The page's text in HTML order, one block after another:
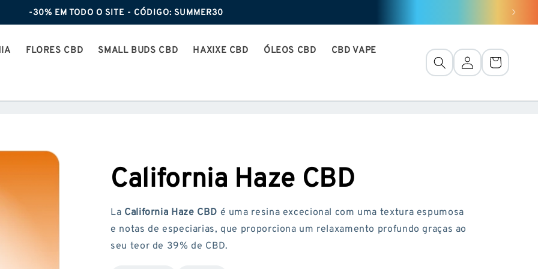
-30% EM TODO O SITE - CÓDIGO: SUMMER30
FLORES CBD SMALL BUDS CBD HAXIXE CBD ÓLEOS CBD
CBD VAPE
LiGação Cesto
California Haze CBD
La California Haze CBD é uma resina excecional com uma textura espumosa
e notas de especiarias, que proporciona um relaxamento profundo graças ao
seu teor de 39% de CBD.